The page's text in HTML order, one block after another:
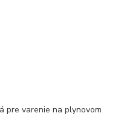
pre varenie na plynovom